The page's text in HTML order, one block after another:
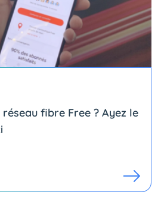
fibre Free ? Ayez le